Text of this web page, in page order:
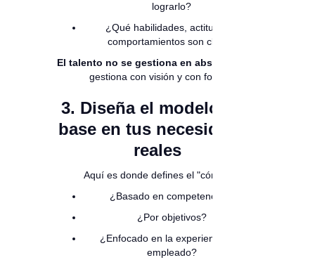
lograrlo?
¿Qué habilidades, actitudes y
comportamientos son clave?
El talento no se gestiona en abstracto
gestiona con visión y con foco.
3. Diseña el modelo con
base en tus necesidades
reales
Aquí es donde defines el "cómo":
¿Basado en competencias?
¿Por objetivos?
¿Enfocado en la experiencia del
empleado?